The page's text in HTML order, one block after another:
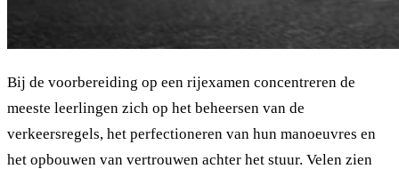
Bij de voorbereiding op een rijexamen concentreren de
meeste leerlingen zich op het beheersen van de
verkeersregels, het perfectioneren van hun manoeuvres en
het opbouwen van vertrouwen achter het stuur. Velen zien